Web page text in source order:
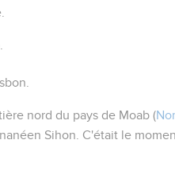
nord du pays de Moab (
Sihon. C'était le